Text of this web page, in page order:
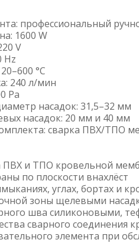
профессиональный
1600 W
V
Hz
°C
240 л/мин
Pa
насадок: 31,5–32 мм
насадок: 20 мм и 40 мм
сварка ПВХ/ТПО
ПВХ и ТПО кровельной
по плоскости внахлёст
углах, бортах и
зоны щелевыми
шва силиконовыми,
сварного соединения
элемента при